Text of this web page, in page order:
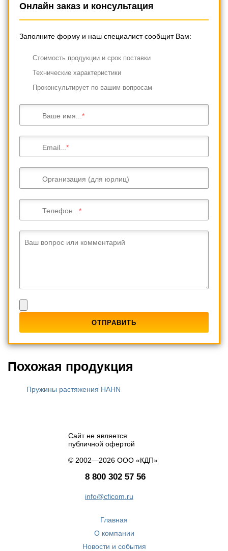
Онлайн заказ и консультация
Заполните форму и наш специалист сообщит Вам:
Cтоимость продукции и срок поставки
Технические характеристики
Проконсультирует по вашим вопросам
Ваше имя...
Email...
Организация (для юрлиц)
Телефон...
Ваш вопрос или комментарий
Похожая продукция
Пружины растяжения HAHN
Сайт не является
публичной офертой
© 2002—2026 ООО «КДП»
8 800 302 57 56
info@cficom.ru
Главная
О компании
Новости и события